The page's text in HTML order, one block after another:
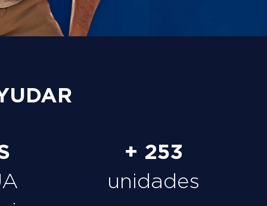
+ 253
unidades